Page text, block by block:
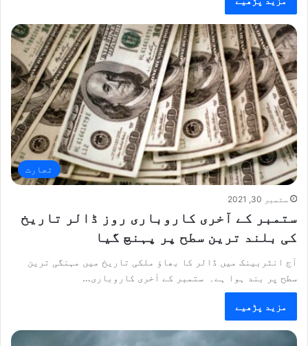
تجارت
ستمبر 30, 2021
ستمبر کے آخری کاروباری روز ڈالر تاریخ
کی بلند ترین سطح پر پہنچ گیا
آج انٹربینک میں ڈالر کا بھاؤ ملکی تاریخ میں مہنگی ترین
سطح پر بند ہوا ہے۔ ستمبر کے آخری کاروباری…
مزید پڑھیے